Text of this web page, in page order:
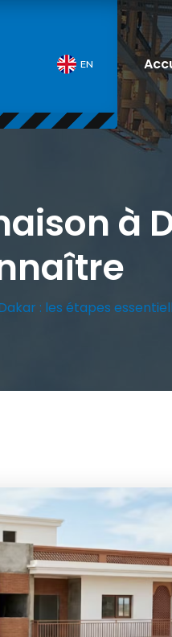
EN
à
: les étapes